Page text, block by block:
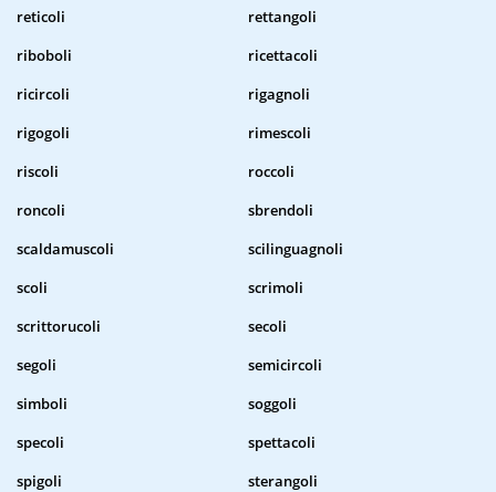
reticoli
rettangoli
riboboli
ricettacoli
ricircoli
rigagnoli
rigogoli
rimescoli
riscoli
roccoli
roncoli
sbrendoli
scaldamuscoli
scilinguagnoli
scoli
scrimoli
scrittorucoli
secoli
segoli
semicircoli
simboli
soggoli
specoli
spettacoli
spigoli
sterangoli